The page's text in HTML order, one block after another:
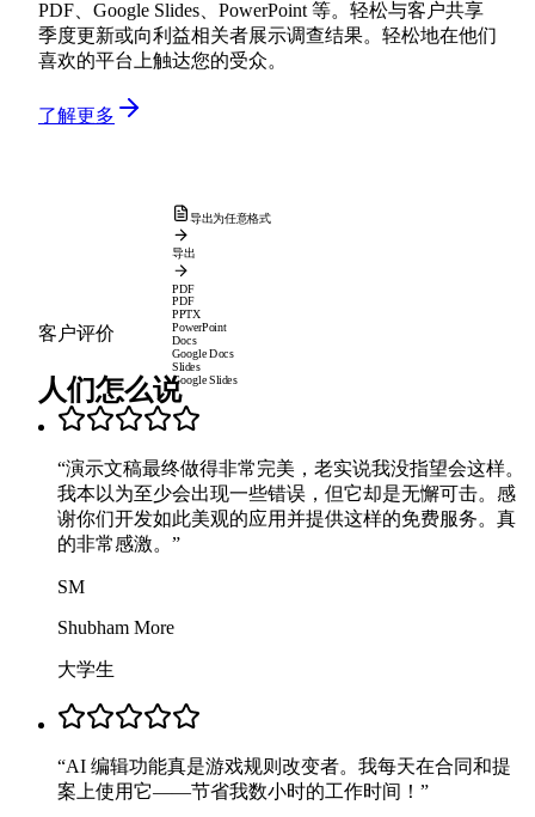
PDF、Google Slides、PowerPoint 等。轻松与客户共享
季度更新或向利益相关者展示调查结果。轻松地在他们
喜欢的平台上触达您的受众。
了解更多
导出为任意格式
导出
PDF
PDF
PPTX
PowerPoint
Docs
Google Docs
Slides
Google Slides
客户评价
人们怎么说
“演示文稿最终做得非常完美，老实说我没指望会这样。
我本以为至少会出现一些错误，但它却是无懈可击。感
谢你们开发如此美观的应用并提供这样的免费服务。真
的非常感激。 ”
SM
Shubham More
大学生
“AI 编辑功能真是游戏规则改变者。我每天在合同和提
案上使用它——节省我数小时的工作时间！ ”